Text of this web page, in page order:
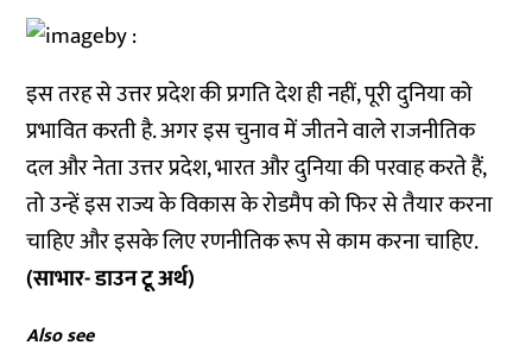
इस तरह से उत्तर प्रदेश की प्रगति देश ही नहीं, पूरी दुनिया को
प्रभावित करती है. अगर इस चुनाव में जीतने वाले राजनीतिक
दल और नेता उत्तर प्रदेश, भारत और दुनिया की परवाह करते हैं,
तो उन्हें इस राज्य के विकास के रोडमैप को फिर से तैयार करना
चाहिए और इसके लिए रणनीतिक रूप से काम करना चाहिए.
(साभार- डाउन टू अर्थ)
Also see